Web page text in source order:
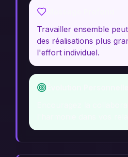
Travailler ensemble
des réalisations plus
l'effort individuel.